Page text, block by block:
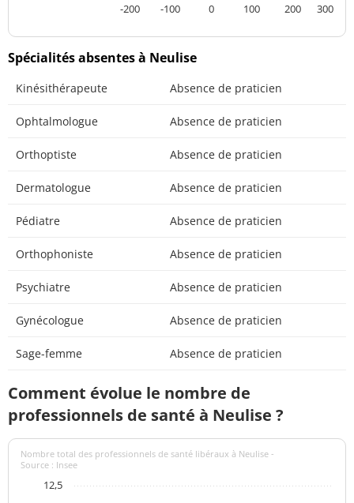
-100
0 100 200
-200 300
Spécialités absentes à Neulise
Kinésithérapeute Absence de praticien
Ophtalmologue Absence de praticien
Orthoptiste Absence de praticien
Dermatologue Absence de praticien
Pédiatre Absence de praticien
Orthophoniste Absence de praticien
Psychiatre Absence de praticien
Gynécologue Absence de praticien
Sage-femme Absence de praticien
Comment évolue le nombre de
professionnels de santé à Neulise ?
Nombre total des professionnels de santé libéraux à Neulise -
Source : Insee
12,5